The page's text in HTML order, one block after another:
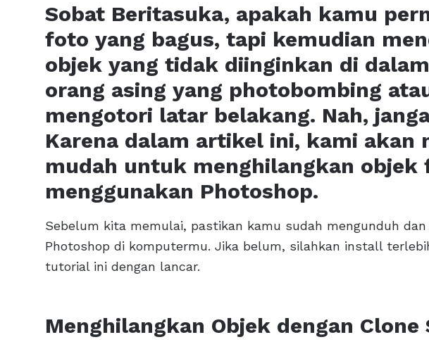
Sobat Beritasuka, apakah kamu
foto yang bagus, tapi kemudian
objek yang tidak diinginkan di
orang asing yang photobombing
mengotori latar belakang. Nah,
Karena dalam artikel ini, kami akan
mudah untuk menghilangkan objek
menggunakan Photoshop.
Sebelum kita memulai, pastikan kamu sudah mengunduh
Photoshop di komputermu. Jika belum, silahkan install
tutorial ini dengan lancar.
Menghilangkan Objek dengan Clone